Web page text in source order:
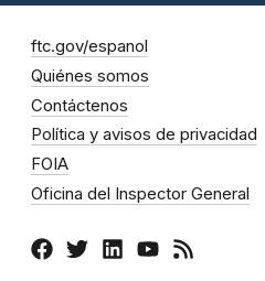
ftc.gov/espanol
Quiénes somos
Contáctenos
Política y avisos de privacidad
FOIA
Oficina del Inspector General